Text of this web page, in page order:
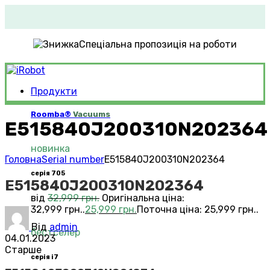
Спеціальна пропозиція на роботи
Продукти
Roomba® Vacuums
новинка
серія 705
від 32,999грн. Оригінальна ціна:
32,999 грн..25,999 грн.Поточна ціна: 25,999 грн..
бестселер
серія i7
E515840J200310N202364
ГоловнаSerial numberE515840J200310N202364
E515840J200310N202364
Від admin
04.01.2023
Старше